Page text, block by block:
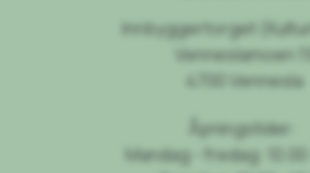
Innbyggertorget
Venneslamoen 19
4700 Vennesla
Åpningstider:
Mandag - fredag: 10.00